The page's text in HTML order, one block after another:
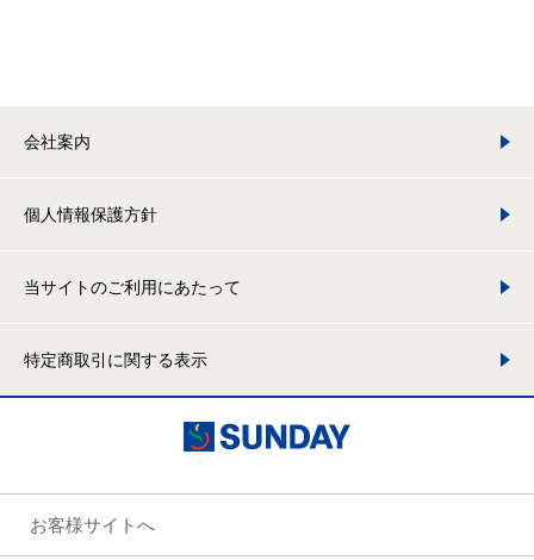
会社案内
個人情報保護方針
当サイトのご利用にあたって
特定商取引に関する表示
お客様サイトへ